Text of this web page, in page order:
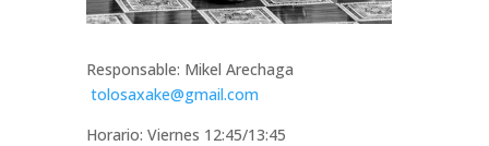
Responsable: Mikel Arechaga
tolosaxake@gmail.com
Horario: Viernes 12:45/13:45